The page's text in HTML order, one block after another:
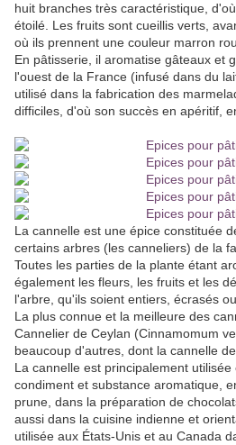
huit branches très caractéristique,
étoilé. Les fruits sont cueillis verts,
où ils prennent une couleur marron
En pâtisserie, il aromatise gâteaux et
l'ouest de la France (infusé dans du
utilisé dans la fabrication des
difficiles, d'où son succès en apéritif,
La cannelle est une épice constituée
certains arbres (les canneliers) de la
Toutes les parties de la plante étant
également les fleurs, les fruits et les
l'arbre, qu'ils soient entiers, écrasés
La plus connue et la meilleure des
Cannelier de Ceylan (Cinnamomum
beaucoup d'autres, dont la cannelle de
La cannelle est principalement
condiment et substance aromatique,
prune, dans la préparation de
aussi dans la cuisine indienne et
utilisée aux États-Unis et au Canada